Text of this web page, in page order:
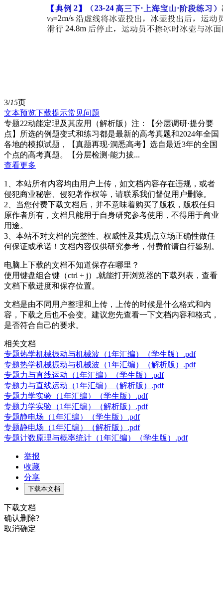
3/15页
文本预览下载提示常见问题
专题22动能定理及其应用（解析版）注：【分层调研·提分要
点】所选的例题变式和练习都是最新的高考真题和2024年全国
各地的模拟试题，【真题再现·洞悉高考】选自最近3年的全国
个点的高考真题。【分层检测·能力拔...
查看更多
1、本站所有内容均由用户上传，如文档内容存在违规，或者
侵犯商业秘密、侵犯著作权等，请联系我们督促用户删除。
2、当您付费下载文档后，并不意味着购买了版权，版权任归
原作者所有，文档只能用于自身研究参考使用，不得用于商业
用途。
3、本站不对文档的完整性、权威性及其观点立场正确性做任
何保证或承诺！文档内容仅供研究参考，付费前请自行鉴别。
电脑上下载的文档不知道保存在哪里？
使用键盘组合键（ctrl + j）,就能打开浏览器的下载列表，查看
文档下载进度和保存位置。
文档是由不同用户整理和上传，上传的时候是什么格式和内
容，下载之后也不会变。建议您先查看一下文档内容和格式，
是否符合自己的要求。
相关文档
专题热学机械振动与机械波（1年汇编）（学生版）.pdf
专题热学机械振动与机械波（1年汇编）（解析版）.pdf
专题力与直线运动（1年汇编）（学生版）.pdf
专题力与直线运动（1年汇编）（解析版）.pdf
专题力学实验（1年汇编）（学生版）.pdf
专题力学实验（1年汇编）（解析版）.pdf
专题静电场（1年汇编）（学生版）.pdf
专题静电场（1年汇编）（解析版）.pdf
专题计数原理与概率统计（1年汇编）（学生版）.pdf
举报
收藏
分享
下载本文档
下载文档
确认删除?
取消确定